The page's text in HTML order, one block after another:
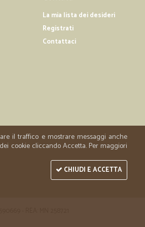
La mia lista dei desideri
Registrati
Contattaci
il traffico e mostrare messaggi anche
cookie cliccando Accetta. Per maggiori
CHIUDI E ACCETTA